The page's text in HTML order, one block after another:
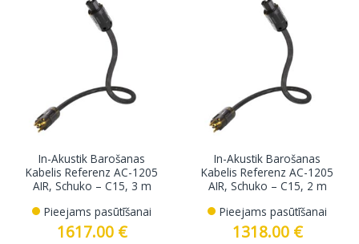
In-Akustik Barošanas
Kabelis Referenz AC-1205
AIR, Schuko – C15, 3 m
Pieejams pasūtīšanai
1617.00 €
In-Akustik Barošanas
Kabelis Referenz AC-1205
AIR, Schuko – C15, 2 m
Pieejams pasūtīšanai
1318.00 €